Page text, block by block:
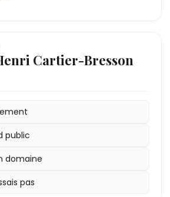
Cartier-Bresson
public
domaine
pas